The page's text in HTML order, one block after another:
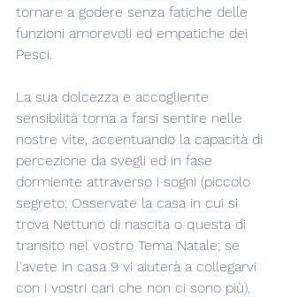
tornare a godere senza fatiche delle
funzioni amorevoli ed empatiche dei
Pesci.
La sua dolcezza e accogliente
sensibilità torna a farsi sentire nelle
nostre vite, accentuando la capacità di
percezione da svegli ed in fase
dormiente attraverso i sogni (piccolo
segreto: Osservate la casa in cui si
trova Nettuno di nascita o questa di
transito nel vostro Tema Natale; se
l'avete in casa 9 vi aiuterà a collegarvi
con i vostri cari che non ci sono più).